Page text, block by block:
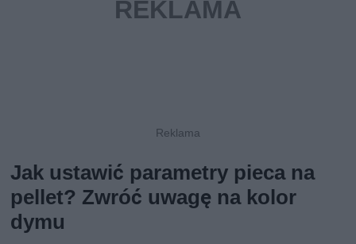
Jak ustawić parametry pieca na
pellet? Zwróć uwagę na kolor
dymu